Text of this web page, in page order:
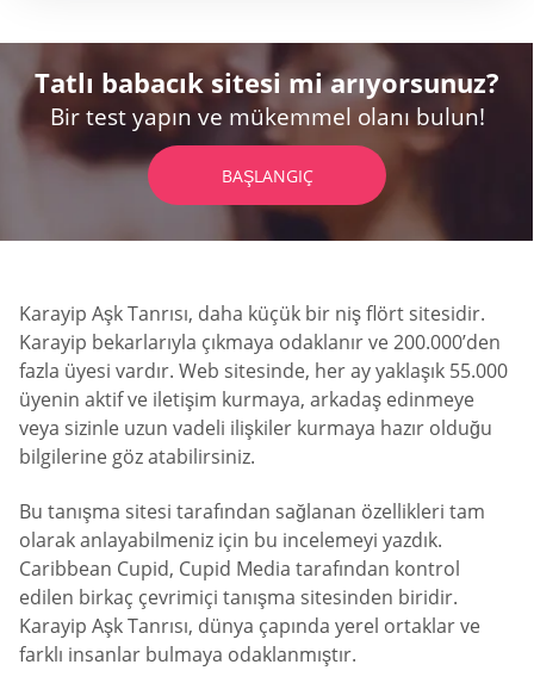
Tatlı babacık sitesi mi arıyorsunuz?
Bir test yapın ve mükemmel olanı bulun!
BAŞLANGIÇ
Karayip Aşk Tanrısı, daha küçük bir niş flört sitesidir.
Karayip bekarlarıyla çıkmaya odaklanır ve 200.000’den
fazla üyesi vardır. Web sitesinde, her ay yaklaşık 55.000
üyenin aktif ve iletişim kurmaya, arkadaş edinmeye
veya sizinle uzun vadeli ilişkiler kurmaya hazır olduğu
bilgilerine göz atabilirsiniz.
Bu tanışma sitesi tarafından sağlanan özellikleri tam
olarak anlayabilmeniz için bu incelemeyi yazdık.
Caribbean Cupid, Cupid Media tarafından kontrol
edilen birkaç çevrimiçi tanışma sitesinden biridir.
Karayip Aşk Tanrısı, dünya çapında yerel ortaklar ve
farklı insanlar bulmaya odaklanmıştır.